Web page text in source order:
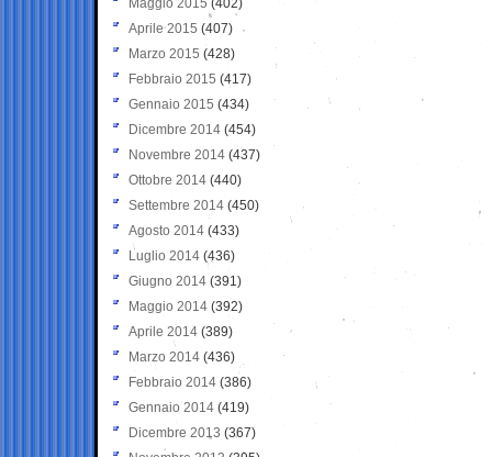
Maggio 2015 (402)
Aprile 2015 (407)
Marzo 2015 (428)
Febbraio 2015 (417)
Gennaio 2015 (434)
Dicembre 2014 (454)
Novembre 2014 (437)
Ottobre 2014 (440)
Settembre 2014 (450)
Agosto 2014 (433)
Luglio 2014 (436)
Giugno 2014 (391)
Maggio 2014 (392)
Aprile 2014 (389)
Marzo 2014 (436)
Febbraio 2014 (386)
Gennaio 2014 (419)
Dicembre 2013 (367)